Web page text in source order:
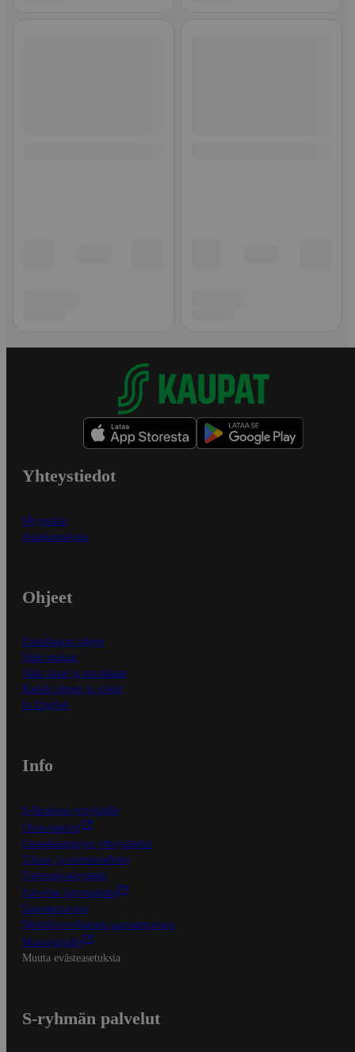
Yhteystiedot
Myymälät
Asiakaspalvelu
Ohjeet
Ensitilaajan ohjeet
Näin maksat
Näin tilaat ja muokkaat
Kaikki ohjeet ja vinkit
In English
Info
S-Business yrityksille
Oiva-raportit
Osuuskauppojen yhteystiedot
Tilaus- ja toimitusehdot
Tietosuojakäytäntö
Palvelun käyttöehdot
Saavutettavuus
Mobiilisovelluksen saavutettavuus
Mainostajalle
Muuta evästeasetuksia
S-ryhmän palvelut